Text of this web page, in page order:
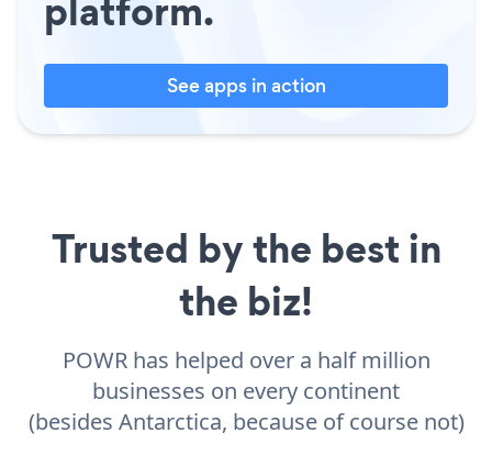
See apps in action
Trusted by the best in
the biz!
POWR has helped over a half million
businesses on every continent
(besides Antarctica, because of course not)